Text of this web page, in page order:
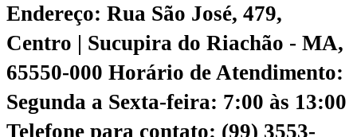
Endereço: Rua São José, 479,
Centro | Sucupira do Riachão - MA,
65550-000 Horário de Atendimento:
Segunda a Sexta-feira: 7:00 às 13:00
Telefone para contato: (99) 3553-